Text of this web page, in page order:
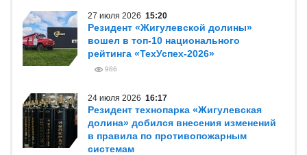
27 июля 2026 15:20
Резидент «Жигулевской долины»
вошел в топ-10 национального
рейтинга «ТехУспех-2026»
986
24 июля 2026 16:17
Резидент технопарка «Жигулевская
долина» добился внесения изменений
в правила по противопожарным
системам